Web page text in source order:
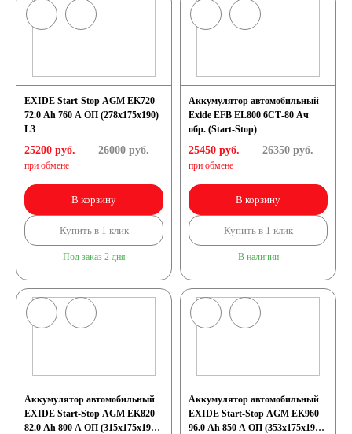
автомобилей
автомобилей
Аккумуляторы по цене
Недорогие
EXIDE Start-Stop AGM EK720
72.0 Ah 760 A ОП (278х175х190)
L3
25200 руб.
при обмене
26000руб.
В корзину
Купить в 1 клик
Под заказ 2 дня
Аккумулятор автомобильный
Exide EFB EL800 6СТ-80 Ач
обр. (Start-Stop)
25450 руб.
при обмене
26350руб.
В корзину
Купить в 1 клик
В наличии
Аккумулятор автомобильный
EXIDE Start-Stop AGM EK820
82.0 Ah 800 A ОП (315х175х190)
Аккумулятор автомобильный
EXIDE Start-Stop AGM EK960
96.0 Ah 850 A ОП (353х175х190)